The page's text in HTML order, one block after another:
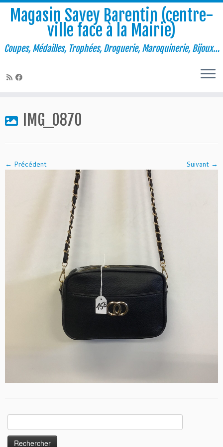
contenu
Magasin Savey Barentin (centre-
ville face à la Mairie)
Coupes, Médailles, Trophées, Droguerie, Maroquinerie, Bijoux…
IMG_0870
← Précédent Suivant →